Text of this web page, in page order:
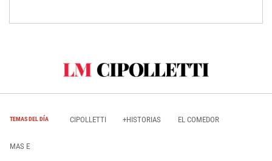
TEMAS DEL DÍA CIPOLLETTI +HISTORIAS EL COMEDOR
MAS E